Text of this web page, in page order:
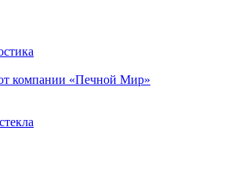
компании «Печной Мир»